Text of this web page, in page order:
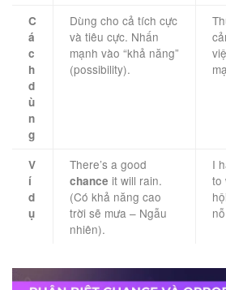
C
á
c
h
d
ù
n
g
Dùng cho cả tích cực
và tiêu cực. Nhấn
mạnh vào “khả năng”
(possibility).
V
í
d
ụ
There’s a good
chance it will rain.
(Có khả năng cao
trời sẽ mưa – Ngẫu
nhiên).
I
to